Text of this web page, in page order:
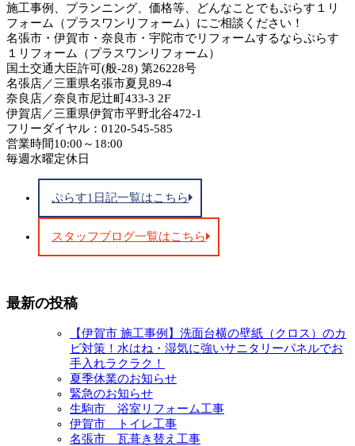
施工事例、プランニング、価格等、どんなことでもぷらす１リ
フォーム（プラスワンリフォーム）にご相談ください！
名張市・伊賀市・奈良市・宇陀市でリフォームするならぷらす
１リフォーム（プラスワンリフォーム）
国土交通大臣許可(般-28) 第26228号
名張店／三重県名張市夏見89-4
奈良店／奈良市尼辻町433-3 2F
伊賀店／三重県伊賀市平野北谷472-1
フリーダイヤル：0120-545-585
営業時間10:00～18:00
毎週水曜定休日
ぷらす1日記一覧はこちら
スタッフブログ一覧はこちら
最新の投稿
【伊賀市 施工事例】洗面台横の壁紙（クロス）のカ
ビ対策！水はね・湿気に強いサニタリーパネルでお
手入れラクラク！
夏季休業のお知らせ
緊急のお知らせ
生駒市 浴室リフォーム工事
伊賀市 トイレ工事
名張市 瓦葺き替え工事